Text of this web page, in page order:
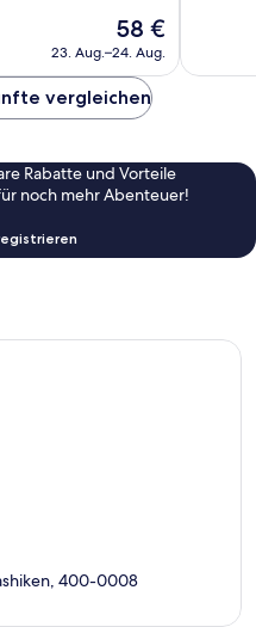
Der
Preis
beträgt
58 €
58 €
23. Aug.–24. Aug.
vergleichen
Rabatte und Vorteile
noch mehr Abenteuer!
400-0008